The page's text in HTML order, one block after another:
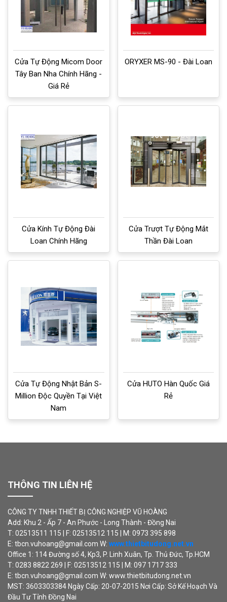
Cửa Tự Động Micom Door
Tây Ban Nha Chính Hãng -
Giá Rẻ
ORYXER MS-90 - Đài Loan
Cửa Kính Tự Động Đài
Loan Chính Hãng
Cửa Trượt Tự Động Mắt
Thần Đài Loan
Cửa Tự Động Nhật Bản S-
Million Độc Quyền Tại Việt
Nam
Cửa HUTO Hàn Quốc Giá
Rẻ
THÔNG TIN LIÊN HỆ
CÔNG TY TNHH THIẾT BỊ CÔNG NGHIỆP VŨ HOÀNG
Add: Khu 2 - Ấp 7 - An Phước - Long Thành - Đồng Nai
T: 02513511 115 | F: 02513512 115 | M: 0973 395 898
E: tbcn.vuhoang@gmail.com W: www.thietbitudong.net.vn
Office 1: 114 Đường số 4, Kp3, P. Linh Xuân, Tp. Thủ Đức, Tp.HCM
T: 0283 8822 269 | F: 02513512 115 | M: 097 1717 333
E: tbcn.vuhoang@gmail.com W: www.thietbitudong.net.vn
MST: 3603303384 Ngày Cấp: 20-07-2015 Nơi Cấp: Sở Kế Hoạch Và
Đầu Tư Tỉnh Đồng Nai